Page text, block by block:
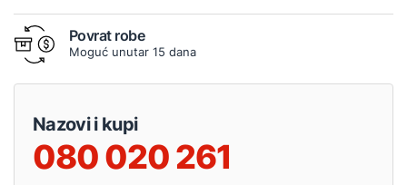
Povrat robe
Moguć unutar 15 dana
Nazovi i kupi
080 020 261